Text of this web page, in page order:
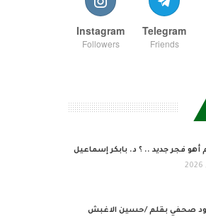
Telegram
Friends
Instagram
Followers
أهو فجر جديد .. ؟ د. بابكر إسماعيل
صحفي بقلم /حسين الاغبش